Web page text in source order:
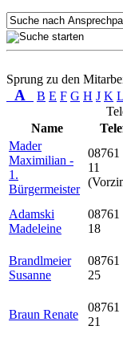
Sprung zu den
A B E F G H J K L
Name
Mader
Maximilian -
1.
Bürgermeister
08761
11
Adamski
Madeleine
08761
18
Brandlmeier
Susanne
08761
25
Braun Renate
08761
21